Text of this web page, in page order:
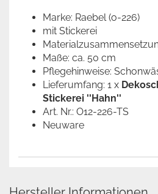
Marke: Raebel (o-226)
mit Stickerei
Maße: ca. 50 cm
Pflegehinweise:
Lieferumfang: 1 x
Stickerei ''Hahn''​
Art. Nr.: O12-226-TS
Neuware